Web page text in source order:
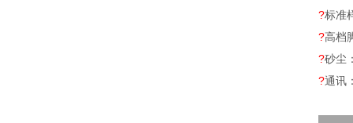
?标准
?高档
?砂尘
?通讯